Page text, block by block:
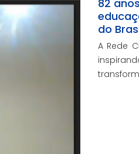
82
do
A Rede